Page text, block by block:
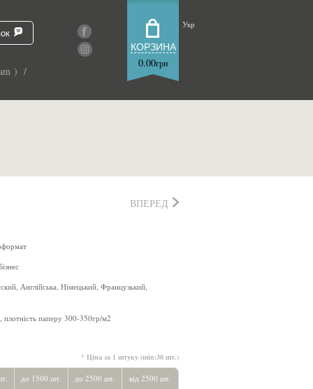
КОРЗИНА
0.00грн
) /
Укр
ВПЕРЕД
Англійська, Німецький, Французький,
паперу 300-350гр/м2
* Ціна за 1 штуку (min:30 шт.)
до 1500 шт. до 2500 шт. від 2500 шт.